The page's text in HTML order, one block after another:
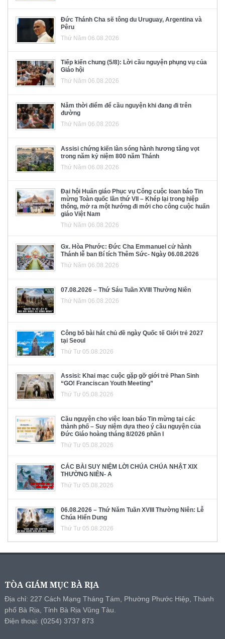
Đức Thánh Cha sẽ tông du Uruguay, Argentina và
Pêru
Thứ Năm 06.08.2026
Tiếp kiến chung (5/8): Lời cầu nguyện phụng vụ của
Giáo hội
Thứ Năm 06.08.2026
Năm thời điểm để cầu nguyện khi đang đi trên
đường
Thứ Năm 06.08.2026
Assisi chứng kiến làn sóng hành hương tăng vọt
trong năm kỷ niệm 800 năm Thánh
Thứ Năm 06.08.2026
Đại hội Huấn giáo Phục vụ Công cuộc loan báo Tin
mừng Toàn quốc lần thứ VII – Khép lại trong hiệp
thông, mở ra một hướng đi mới cho công cuộc huấn
giáo Việt Nam
Thứ Năm 06.08.2026
Gx. Hòa Phước: Đức Cha Emmanuel cử hành
Thánh lễ ban Bí tích Thêm Sức- Ngày 06.08.2026
Thứ Năm 06.08.2026
07.08.2026 – Thứ Sáu Tuần XVIII Thường Niên
Thứ Năm 06.08.2026
Công bố bài hát chủ đề ngày Quốc tế Giới trẻ 2027
tại Seoul
Thứ Tư 05.08.2026
Assisi: Khai mạc cuộc gặp gỡ giới trẻ Phan Sinh
“GO! Franciscan Youth Meeting”
Thứ Tư 05.08.2026
Cầu nguyện cho việc loan báo Tin mừng tại các
thành phố – Suy niệm dựa theo ý cầu nguyện của
Đức Giáo hoàng tháng 8/2026 phần I
Thứ Tư 05.08.2026
CÁC BÀI SUY NIỆM LỜI CHÚA CHÚA NHẬT XIX
THƯỜNG NIÊN- A
Thứ Tư 05.08.2026
06.08.2026 – Thứ Năm Tuần XVIII Thường Niên: Lễ
Chúa Hiển Dung
Thứ Tư 05.08.2026
TÒA GIÁM MỤC BÀ RỊA
Địa chỉ: 227 Cách Mạng Tháng Tám, Phường Phước Hiệp, Thành
phố Bà Rịa, Tỉnh Bà Rịa Vũng Tàu.
Điện thoại: (0254) 3737 873